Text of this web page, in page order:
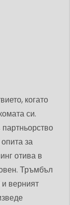
когато
си.
за
отива в
Тръмбъл
верният